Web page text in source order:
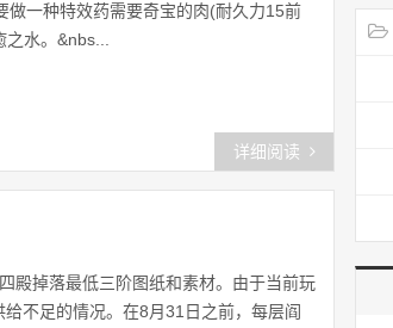
一种特效药需要奇宝的肉(耐久力15前
水。&nbs...
详细阅读
殿掉落最低三阶图纸和素材。由于当前玩
不足的情况。在8月31日之前，每层阎